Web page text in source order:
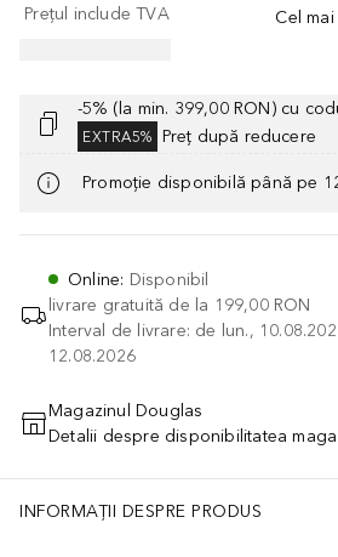
Cel
Prețul include TVA
-5% (la min. 399,00 RON) cu
EXTRA5% Preț după reducere
Promoție disponibilă până pe
Online: Disponibil
livrare gratuită de la 199,00 RON
Interval de livrare: de lun.,
12.08.2026
ADĂUGAȚI ÎN
Magazinul Douglas
Detalii despre disponibilitatea
INFORMAȚII DESPRE PRODUS